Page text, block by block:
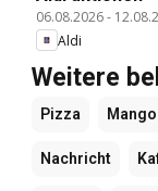
06.08.2026-
Aldi
Weitere
Pizza Mango
Nachricht